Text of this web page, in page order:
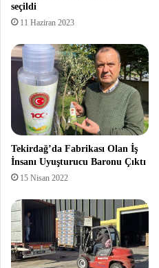
seçildi
11 Haziran 2023
Tekirdağ’da Fabrikası Olan İş
İnsanı Uyuşturucu Baronu Çıktı
15 Nisan 2022